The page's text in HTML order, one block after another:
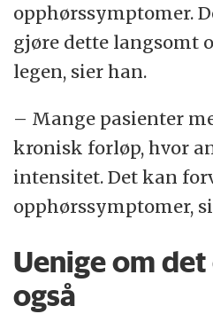
opphørssymptomer.
gjøre dette langsomt
legen, sier han.
– Mange pasienter
kronisk forløp, hvor
intensitet. Det kan
opphørssymptomer,
Uenige om
også